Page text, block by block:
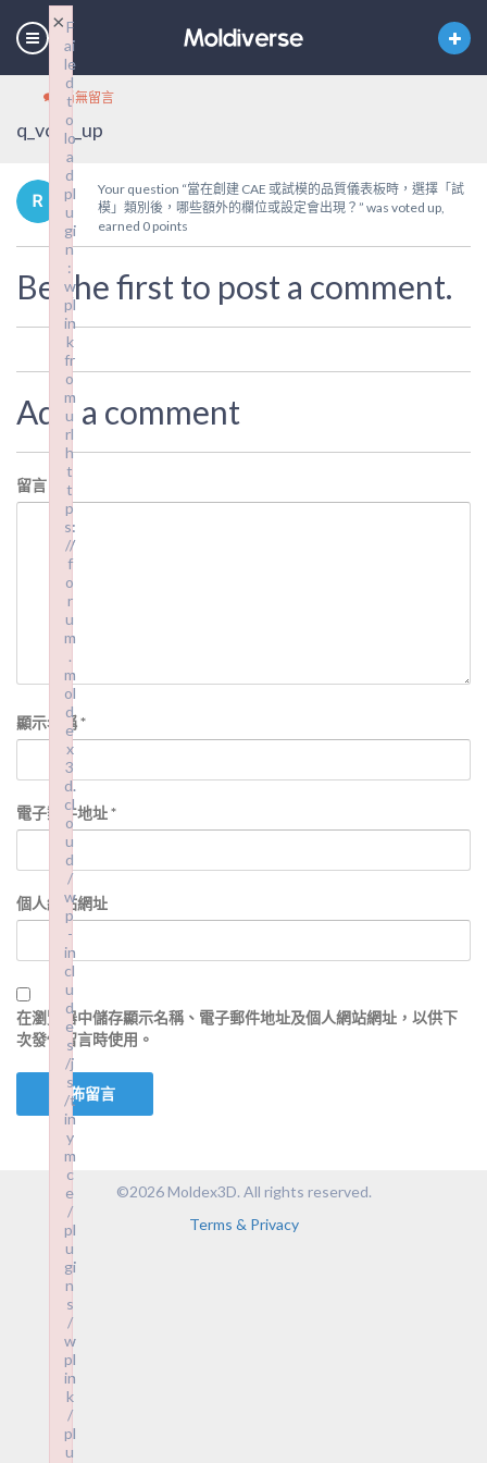
尚無留言
q_vote_up
Your question “當在創建 CAE 或試模的品質儀表板時，選擇「試
模」類別後，哪些額外的欄位或設定會出現？” was voted up,
earned 0 points
Be the first to post a comment.
Add a comment
留言
顯示名稱*
電子郵件地址*
個人網站網址
在瀏覽器中儲存顯示名稱、電子郵件地址及個人網站網址，以供下
次發佈留言時使用。
©2026 Moldex3D. All rights reserved.
Terms & Privacy
F
ai
le
d
t
o
lo
a
d
pl
u
gi
n
:
w
pl
in
k
fr
o
m
u
rl
h
t
t
p
s:
//
f
o
r
u
m
.
m
ol
d
e
x
3
d.
cl
o
u
d
/
w
p
-
in
cl
u
d
e
s
/j
s
/t
in
y
m
c
e
/
pl
u
gi
n
s
/
w
pl
in
k
/
pl
u
×F
ai
le
d
t
o
lo
a
d
pl
u
gi
n
:
w
pl
in
k
fr
o
m
u
rl
h
t
t
p
s:
//
f
o
r
u
m
.
m
ol
d
e
x
3
d.
cl
o
u
d
/
w
p
-
in
cl
u
d
e
s
/j
s
/t
in
y
m
c
e
/
pl
u
gi
n
s
/
w
pl
in
k
/
pl
u
×